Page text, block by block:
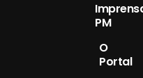
PM
O
Portal